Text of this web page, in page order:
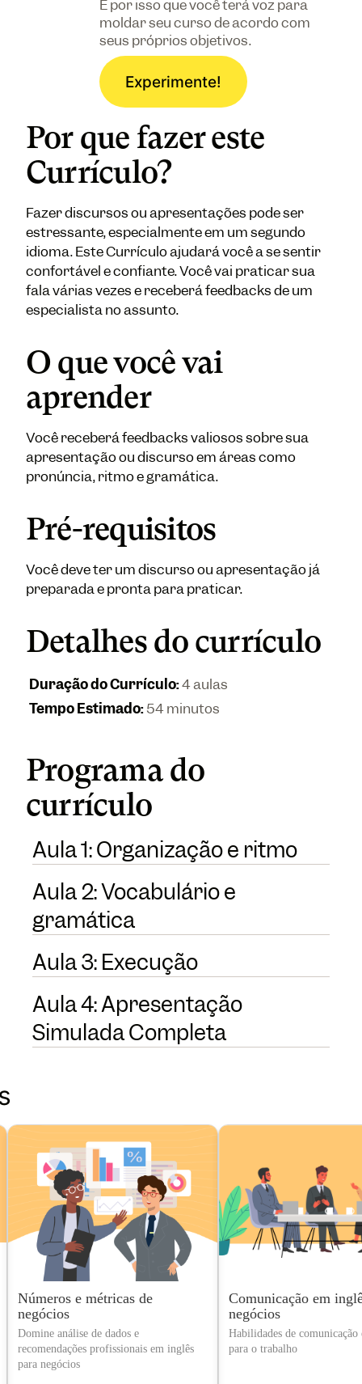
É por isso que você terá voz para
moldar seu curso de acordo com
seus próprios objetivos.
Experimente!
Por que fazer este
Currículo?
Fazer discursos ou apresentações pode ser
estressante, especialmente em um segundo
idioma. Este Currículo ajudará você a se sentir
confortável e confiante. Você vai praticar sua
fala várias vezes e receberá feedbacks de um
especialista no assunto.
O que você vai
aprender
Você receberá feedbacks valiosos sobre sua
apresentação ou discurso em áreas como
pronúncia, ritmo e gramática.
Pré-requisitos
Você deve ter um discurso ou apresentação já
preparada e pronta para praticar.
Detalhes do currículo
Duração do Currículo:4 aulas
Tempo Estimado:54 minutos
Programa do
currículo
Aula 1: Organização e ritmo
Aula 2: Vocabulário e
gramática
Aula 3: Execução
Aula 4: Apresentação
Simulada Completa
Números e métricas de
negócios
Domine análise de dados e
recomendações profissionais em inglês
para negócios
Comunicação em
negócios
Habilidades de comunicação
para o trabalho